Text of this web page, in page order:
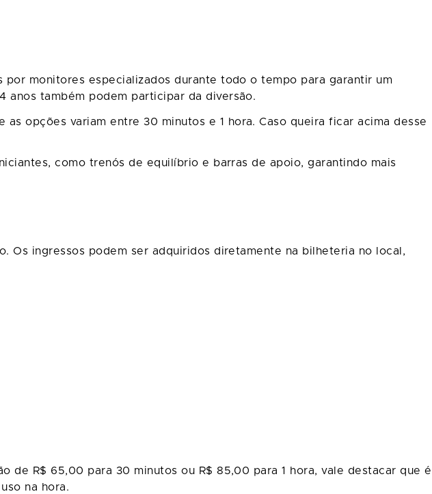
monitores especializados durante todo o tempo para garantir um
anos também podem participar da diversão.
opções variam entre 30 minutos e 1 hora. Caso queira ficar acima desse
como trenós de equilíbrio e barras de apoio, garantindo mais
Os ingressos podem ser adquiridos diretamente na bilheteria no local,
de R$ 65,00 para 30 minutos ou R$ 85,00 para 1 hora, vale destacar que é
na hora.